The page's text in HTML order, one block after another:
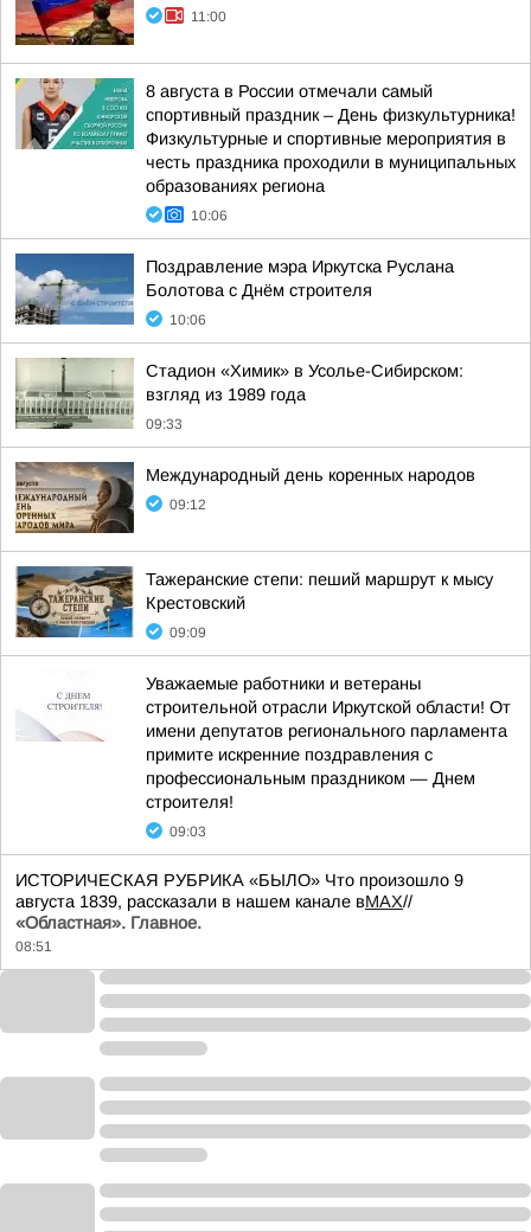
11:00
8 августа в России отмечали самый
спортивный праздник – День физкультурника!
Физкультурные и спортивные мероприятия в
честь праздника проходили в муниципальных
образованиях региона
10:06
Поздравление мэра Иркутска Руслана
Болотова с Днём строителя
10:06
Стадион «Химик» в Усолье-Сибирском:
взгляд из 1989 года
09:33
Международный день коренных народов
09:12
Тажеранские степи: пеший маршрут к мысу
Крестовский
09:09
Уважаемые работники и ветераны
строительной отрасли Иркутской области! От
имени депутатов регионального парламента
примите искренние поздравления с
профессиональным праздником — Днем
строителя!
09:03
ИСТОРИЧЕСКАЯ РУБРИКА «БЫЛО» Что произошло 9
августа 1839, рассказали в нашем канале вMAX//
«Областная». Главное.
08:51